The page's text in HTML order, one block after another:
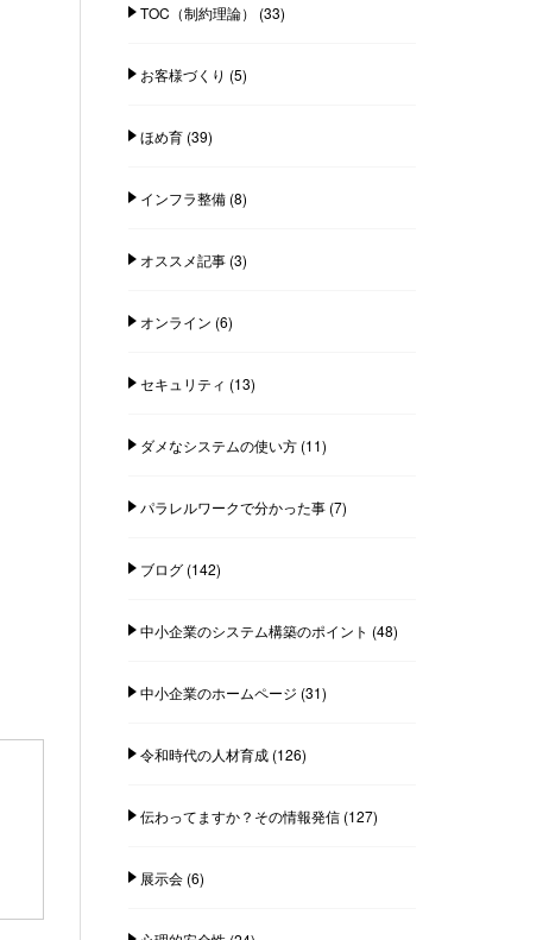
TOC（制約理論） (33)
お客様づくり (5)
ほめ育(39)
インフラ整備(8)
オススメ記事(3)
オンライン (6)
セキュリティ (13)
ダメなシステムの使い方(11)
パラレルワークで分かった事(7)
ブログ(142)
中小企業のシステム構築のポイント (48)
中小企業のホームページ (31)
令和時代の人材育成(126)
伝わってますか？その情報発信(127)
展示会(6)